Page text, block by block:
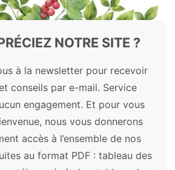
612. doi:
PubMed PMID: 28471731.
A, Uncini T. 5-HTP efficacy
Neuropsychiatr Dis
8.
pmc/article
lecture, voici nos
bien-être les plus appréciés.
des plantes, remèdes
Ail-Aloe vera-Amla-
- Astragale-
-Ballote-Baobab-
-Cacao- Camomille
NOTRE SITE ?
à la newsletter pour recevoir
conseils par e-mail. Service
engagement. Et pour vous
nous vous donnerons
accès à l’ensemble de nos
au format PDF : tableau des